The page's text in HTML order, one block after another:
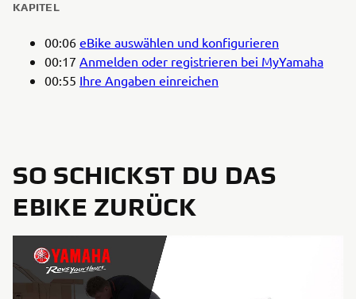
KAPITEL
00:06 eBike auswählen und konfigurieren
00:17 Anmelden oder registrieren bei MyYamaha
00:55 Ihre Angaben einreichen
SO SCHICKST DU DAS
EBIKE ZURÜCK